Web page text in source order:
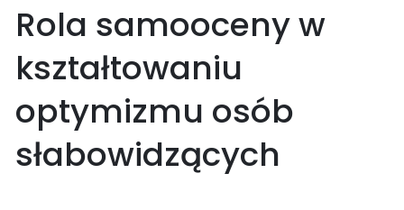
Rola samooceny w
kształtowaniu
optymizmu osób
słabowidzących